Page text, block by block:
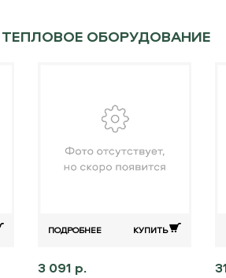
ОБОРУДОВАНИЕ
ПОДРОБНЕЕ КУПИТЬ
3 091 р.